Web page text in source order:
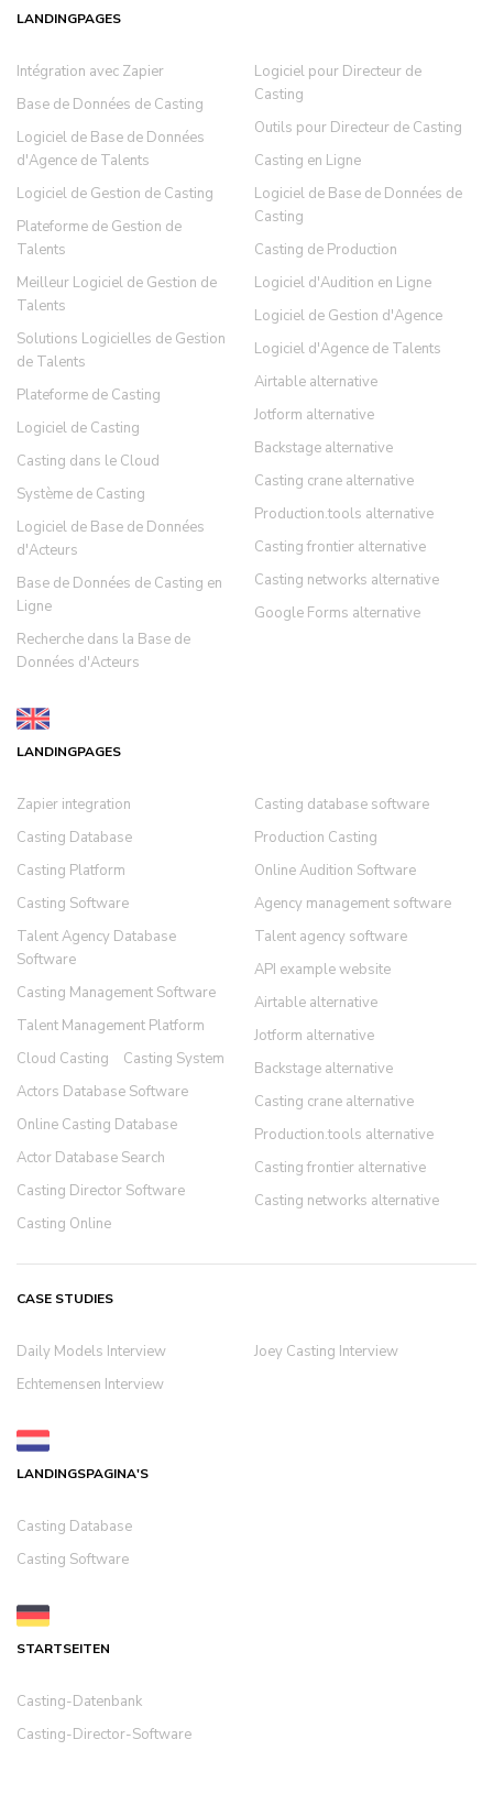
LANDINGPAGES
Intégration avec Zapier
Base de Données de Casting
Logiciel de Base de Données
d'Agence de Talents
Logiciel de Gestion de Casting
Plateforme de Gestion de
Talents
Meilleur Logiciel de Gestion de
Talents
Solutions Logicielles de Gestion
de Talents
Plateforme de Casting
Logiciel de Casting
Casting dans le Cloud
Système de Casting
Logiciel de Base de Données
d'Acteurs
Base de Données de Casting en
Ligne
Recherche dans la Base de
Données d'Acteurs
Logiciel pour Directeur de
Casting
Outils pour Directeur de Casting
Casting en Ligne
Logiciel de Base de Données de
Casting
Casting de Production
Logiciel d'Audition en Ligne
Logiciel de Gestion d'Agence
Logiciel d'Agence de Talents
Airtable alternative
Jotform alternative
Backstage alternative
Casting crane alternative
Production.tools alternative
Casting frontier alternative
Casting networks alternative
Google Forms alternative
LANDINGPAGES
Zapier integration
Casting Database
Casting Platform
Casting Software
Talent Agency Database
Software
Casting Management Software
Talent Management Platform
Cloud Casting
Casting System
Actors Database Software
Online Casting Database
Actor Database Search
Casting Director Software
Casting Online
Casting database software
Production Casting
Online Audition Software
Agency management software
Talent agency software
API example website
Airtable alternative
Jotform alternative
Backstage alternative
Casting crane alternative
Production.tools alternative
Casting frontier alternative
Casting networks alternative
CASE STUDIES
Daily Models Interview
Echtemensen Interview
Joey Casting Interview
LANDINGSPAGINA'S
Casting Database
Casting Software
STARTSEITEN
Casting-Datenbank
Casting-Director-Software